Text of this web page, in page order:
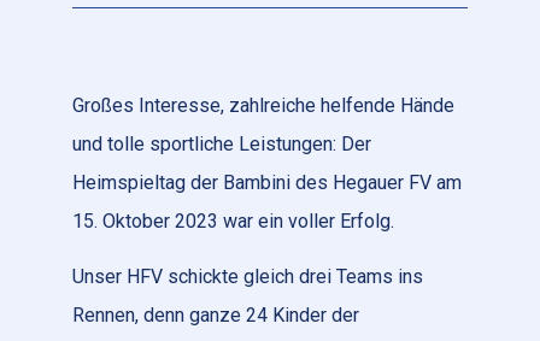
Großes Interesse, zahlreiche helfende Hände
und tolle sportliche Leistungen: Der
Heimspieltag der Bambini des Hegauer FV am
15. Oktober 2023 war ein voller Erfolg.
Unser HFV schickte gleich drei Teams ins
Rennen, denn ganze 24 Kinder der